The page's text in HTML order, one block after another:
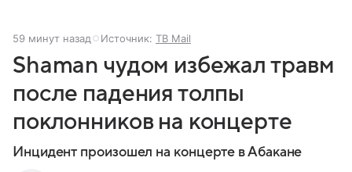
59 минут назад Источник: ТВ Mail
Shaman чудом избежал травм
после падения толпы
поклонников на концерте
Инцидент произошел на концерте в Абакане